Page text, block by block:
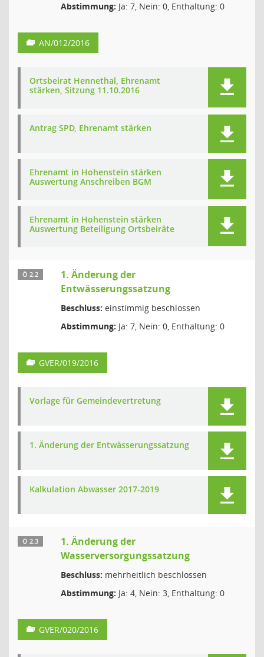
Abstimmung: Ja: 7, Nein: 0, Enthaltung: 0
AN/012/2016
Ortsbeirat Hennethal, Ehrenamt
stärken, Sitzung 11.10.2016
Antrag SPD, Ehrenamt stärken
Ehrenamt in Hohenstein stärken
Auswertung Anschreiben BGM
Ehrenamt in Hohenstein stärken
Auswertung Beteiligung Ortsbeiräte
Ö 2.2
1. Änderung der
Entwässerungssatzung
Beschluss: einstimmig beschlossen
Abstimmung: Ja: 7, Nein: 0, Enthaltung: 0
GVER/019/2016
Vorlage für Gemeindevertretung
1. Änderung der Entwässerungssatzung
Kalkulation Abwasser 2017-2019
Ö 2.3
1. Änderung der
Wasserversorgungssatzung
Beschluss: mehrheitlich beschlossen
Abstimmung: Ja: 4, Nein: 3, Enthaltung: 0
GVER/020/2016